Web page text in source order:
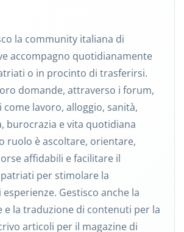
la community italiana di
accompagno quotidianamente
o in procinto di trasferirsi.
domande, attraverso i forum,
come lavoro, alloggio, sanità,
burocrazia e vita quotidiana
ruolo è ascoltare, orientare,
affidabili e facilitare il
per stimolare la
Gestisco anche la
e la traduzione di contenuti per la
articoli per il magazine di